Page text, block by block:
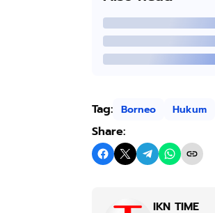
Tag: Borneo Hukum
Share:
IKN TIME